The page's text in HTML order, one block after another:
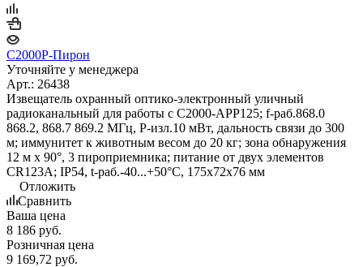
С2000Р-Пирон
Уточняйте у менеджера
Арт.: 26438
Извещатель охранный оптико-электронный уличный
радиоканальный для работы с С2000-АРР125; f-раб.868.0
868.2, 868.7 869.2 МГц, P-изл.10 мВт, дальность связи до 300
м; иммунитет к животным весом до 20 кг; зона обнаружения
12 м х 90°, 3 пироприемника; питание от двух элементов
CR123А; IP54, t-раб.-40...+50°C, 175х72х76 мм
Отложить
Сравнить
Ваша цена
8 186 руб.
Розничная цена
9 169,72 руб.